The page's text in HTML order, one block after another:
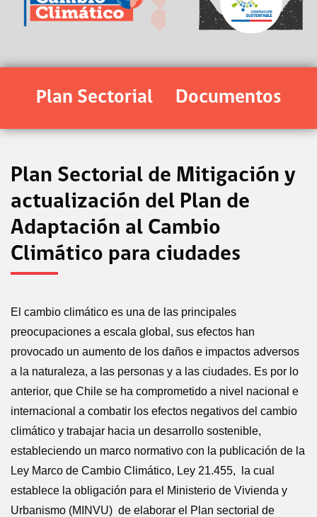
Plan Sectorial Documentos
Plan Sectorial de Mitigación y
actualización del Plan de
Adaptación al Cambio
Climático para ciudades
El cambio climático es una de las principales
preocupaciones a escala global, sus efectos han
provocado un aumento de los daños e impactos adversos
a la naturaleza, a las personas y a las ciudades. Es por lo
anterior, que Chile se ha comprometido a nivel nacional e
internacional a combatir los efectos negativos del cambio
climático y trabajar hacia un desarrollo sostenible,
estableciendo un marco normativo con la publicación de la
Ley Marco de Cambio Climático, Ley 21.455, la cual
establece la obligación para el Ministerio de Vivienda y
Urbanismo (MINVU) de elaborar el Plan sectorial de